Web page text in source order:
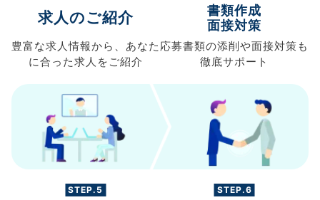
求人のご紹介
豊富な求人情報から、 あなた
に合った求人を ご紹介
書類作成
面接対策
応募書類の添削や面接対策も
徹底サポート
STEP.5 STEP.6